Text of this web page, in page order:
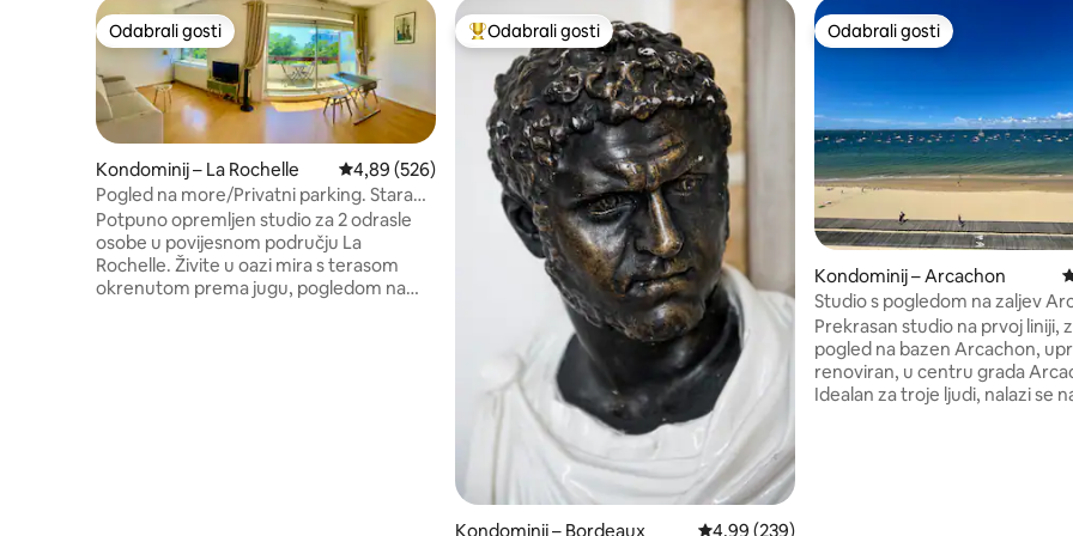
Odabrali gosti
Odabrali gosti
Kondominij – La Rochelle Prosječna ocjena: 4,89/5, recenzija: 526
4,89 (526)
Pogled na more/Privatni parking. Stara
luka-plaža 15' pješice.
Potpuno opremljen studio za 2 odrasle
osobe u povijesnom području La
Rochelle. Živite u oazi mira s terasom
okrenutom prema jugu, pogledom na
Među najviše rangiranima s oznakom „Odabrali gosti”
Odabrali gosti
Kondominij – Bordeaux Prosječna ocjena: 4,99/5, recenzija: 239
4,99 (239)
Odabrali gosti
Odabrali gosti
Kondominij – Arcachon
Studio s pogledom na zaljev
Prekrasan studio na prvoj liniji,
pogled na bazen Arcachon,
renoviran, u centru grada
Idealan za troje ljudi, nalazi se